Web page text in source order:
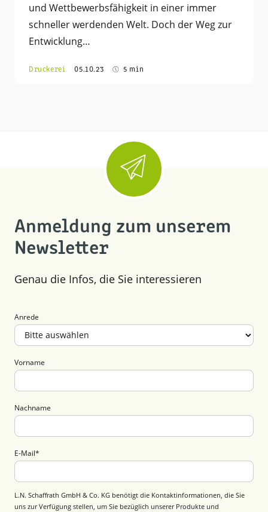
und Wettbewerbsfähigkeit in einer immer
schneller werdenden Welt. Doch der Weg zur
Entwicklung…
Druckerei 05.10.23 5 min
Anmeldung zum unserem
Newsletter
Genau die Infos, die Sie interessieren
Anrede
Vorname
Nachname
E-Mail*
L.N. Schaffrath GmbH & Co. KG benötigt die Kontaktinformationen, die Sie
uns zur Verfügung stellen, um Sie bezüglich unserer Produkte und